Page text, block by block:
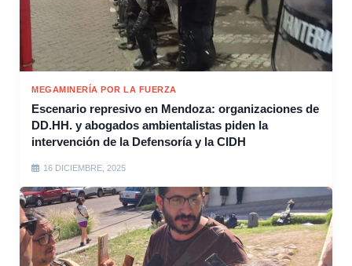
MEGAMINERÍA POR LA FUERZA
Escenario represivo en Mendoza: organizaciones de
DD.HH. y abogados ambientalistas piden la
intervención de la Defensoría y la CIDH
16 DICIEMBRE, 2025